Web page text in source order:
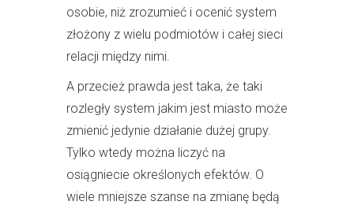
osobie, niż zrozumieć i ocenić system
złożony z wielu podmiotów i całej sieci
relacji między nimi.
A przecież prawda jest taka, że taki
rozległy system jakim jest miasto może
zmienić jedynie działanie dużej grupy.
Tylko wtedy można liczyć na
osiągniecie określonych efektów. O
wiele mniejsze szanse na zmianę będą